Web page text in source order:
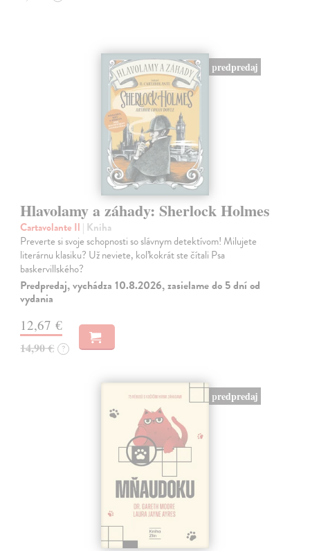
predpredaj
Hlavolamy a záhady: Sherlock Holmes
Cartavolante Il | Kniha
Preverte si svoje schopnosti so slávnym detektívom! Milujete
literárnu klasiku? Už neviete, koľkokrát ste čítali Psa
baskervillského?
Predpredaj, vychádza 10.8.2026, zasielame do 5 dní od
vydania
12,67 €
14,90 € ?
predpredaj